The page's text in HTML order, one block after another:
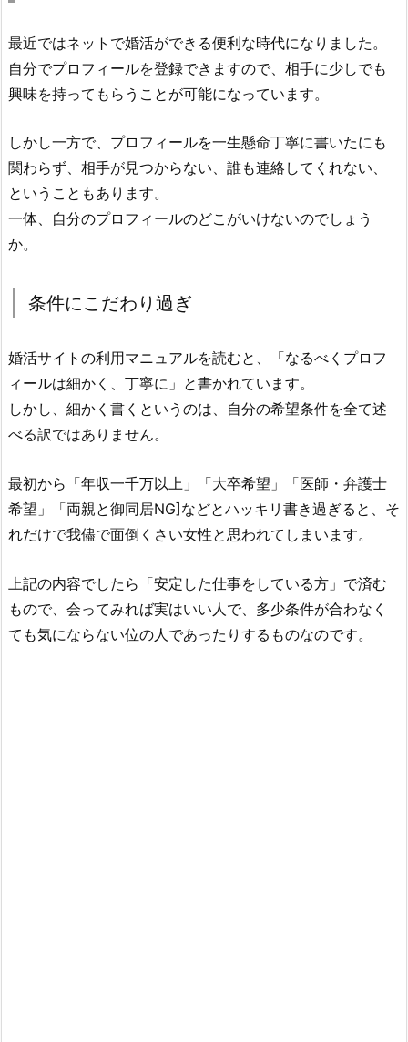
最近ではネットで婚活ができる便利な時代になりました。
自分でプロフィールを登録できますので、相手に少しでも
興味を持ってもらうことが可能になっています。
しかし一方で、プロフィールを一生懸命丁寧に書いたにも
関わらず、相手が見つからない、誰も連絡してくれない、
ということもあります。
一体、自分のプロフィールのどこがいけないのでしょう
か。
条件にこだわり過ぎ
婚活サイトの利用マニュアルを読むと、「なるべくプロフ
ィールは細かく、丁寧に」と書かれています。
しかし、細かく書くというのは、自分の希望条件を全て述
べる訳ではありません。
最初から「年収一千万以上」「大卒希望」「医師・弁護士
希望」「両親と御同居NG]などとハッキリ書き過ぎると、そ
れだけで我儘で面倒くさい女性と思われてしまいます。
上記の内容でしたら「安定した仕事をしている方」で済む
もので、会ってみれば実はいい人で、多少条件が合わなく
ても気にならない位の人であったりするものなのです。